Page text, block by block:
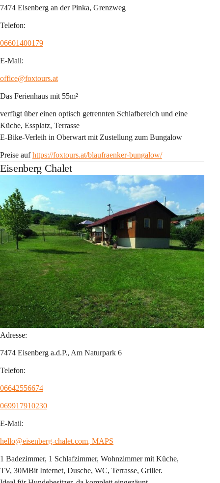
7474 Eisenberg an der Pinka, Grenzweg
Telefon:
06601400179
E-Mail:
office@foxtours.at
Das Ferienhaus mit 55m²
verfügt über einen optisch getrennten Schlafbereich und eine
Küche, Essplatz, Terrasse
E-Bike-Verleih in Oberwart mit Zustellung zum Bungalow
Preise auf https://foxtours.at/blaufraenker-bungalow/
Eisenberg Chalet
Adresse:
7474 Eisenberg a.d.P., Am Naturpark 6
Telefon:
06642556674
069917910230
E-Mail:
hello@eisenberg-chalet.com, MAPS
1 Badezimmer, 1 Schlafzimmer, Wohnzimmer mit Küche,
TV, 30MBit Internet, Dusche, WC, Terrasse, Griller.